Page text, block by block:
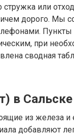
или
дорого. Мы
Пункты
при
сводная
в Сальске
из железа и
добавляют